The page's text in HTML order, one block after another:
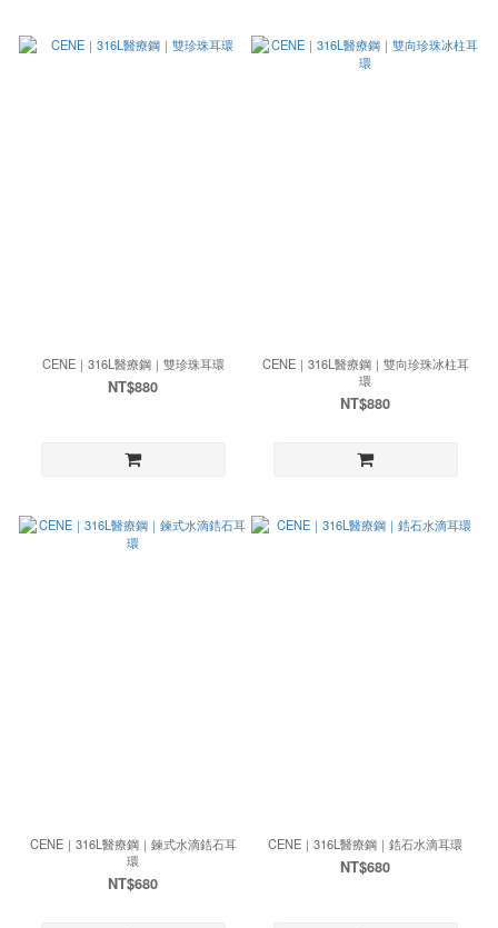
CENE｜316L醫療鋼｜雙珍珠耳環
NT$880
CENE｜316L醫療鋼｜雙向珍珠冰柱耳
環
NT$880
CENE｜316L醫療鋼｜鍊式水滴鋯石耳
環
NT$680
CENE｜316L醫療鋼｜鋯石水滴耳環
NT$680